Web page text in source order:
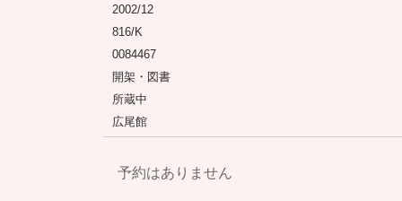
2002/12
816/K
0084467
開架・図書
所蔵中
広尾館
予約はありません